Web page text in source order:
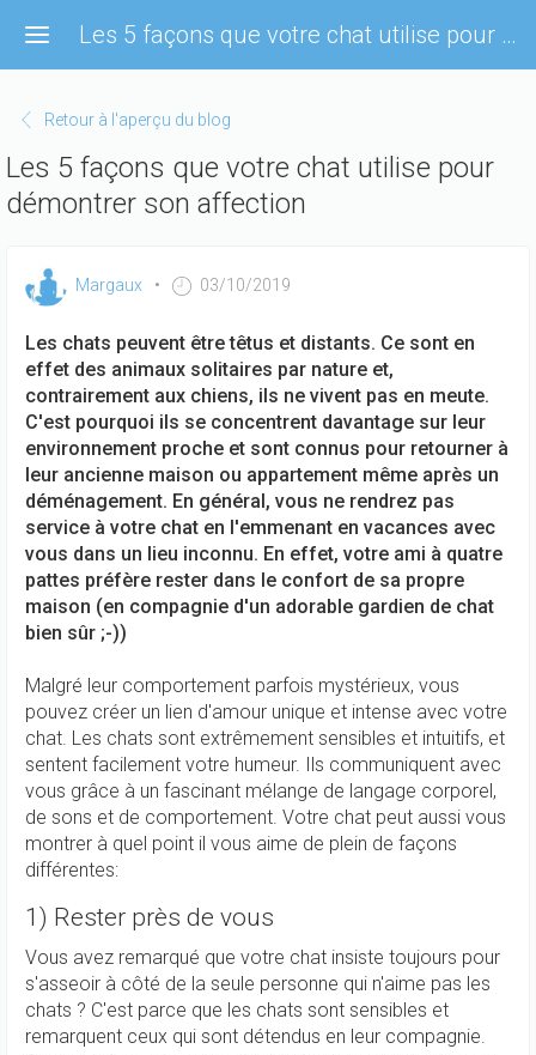
contenu
Les 5 façons que votre chat utilise pour démontrer son affection
Retour à l'aperçu du blog
Les 5 façons que votre chat utilise pour
démontrer son affection
Margaux 03/10/2019
Les chats peuvent être têtus et distants. Ce sont en
effet des animaux solitaires par nature et,
contrairement aux chiens, ils ne vivent pas en meute.
C'est pourquoi ils se concentrent davantage sur leur
environnement proche et sont connus pour retourner à
leur ancienne maison ou appartement même après un
déménagement. En général, vous ne rendrez pas
service à votre chat en l'emmenant en vacances avec
vous dans un lieu inconnu. En effet, votre ami à quatre
pattes préfère rester dans le confort de sa propre
maison (en compagnie d'un adorable gardien de chat
bien sûr ;-))
Malgré leur comportement parfois mystérieux, vous
pouvez créer un lien d'amour unique et intense avec votre
chat. Les chats sont extrêmement sensibles et intuitifs, et
sentent facilement votre humeur. Ils communiquent avec
vous grâce à un fascinant mélange de langage corporel,
de sons et de comportement. Votre chat peut aussi vous
montrer à quel point il vous aime de plein de façons
différentes:
1) Rester près de vous
Vous avez remarqué que votre chat insiste toujours pour
s'asseoir à côté de la seule personne qui n'aime pas les
chats ? C'est parce que les chats sont sensibles et
remarquent ceux qui sont détendus en leur compagnie.